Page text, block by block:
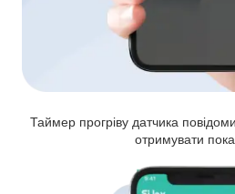
Таймер прогріву датчика
отримувати